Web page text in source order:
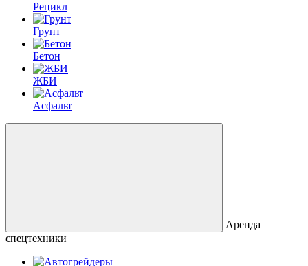
Рецикл
Грунт
Бетон
ЖБИ
Асфальт
Аренда
спецтехники